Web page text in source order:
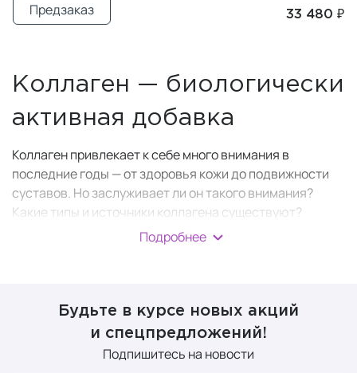
33 480 ₽
Предзаказ
Коллаген — биологически
активная добавка
Коллаген привлекает к себе много внимания в
последние годы — от здоровья кожи до подвижности
суставов. Но заслуживает ли он такого внимания?
Какие типы и источники коллагена существуют?
структурный белок
упругости.
Коллаген состоит из длинных цепочек аминокислот
(глицина, пролин и гидроксипролина). Он составляет
Подробнее
Будьте в курсе новых акций
и спецпредложений!
Подпишитесь на новости